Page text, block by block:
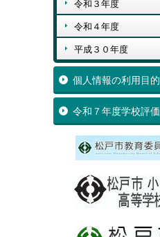
令和３年度
令和４年度
平成３０年度
個人情報の利用目的
令和７年度学校評価